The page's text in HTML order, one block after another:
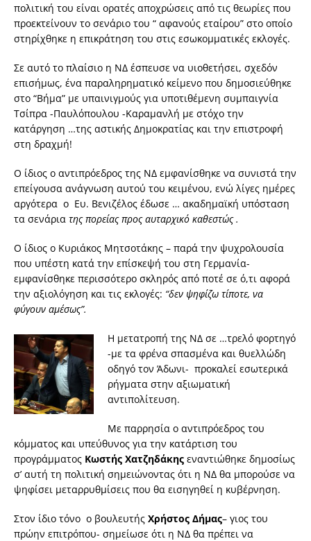
πολιτική του είναι ορατές αποχρώσεις από τις θεωρίες που
προεκτείνουν το σενάριο του “ αφανούς εταίρου” στο οποίο
στηρίχθηκε η επικράτηση του στις εσωκομματικές εκλογές.
Σε αυτό το πλαίσιο η ΝΔ έσπευσε να υιοθετήσει, σχεδόν
επισήμως, ένα παραληρηματικό κείμενο που δημοσιεύθηκε
στο “Βήμα” με υπαινιγμούς για υποτιθέμενη συμπαιγνία
Τσίπρα -Παυλόπουλου -Καραμανλή με στόχο την
κατάργηση …της αστικής Δημοκρατίας και την επιστροφή
στη δραχμή!
Ο ίδιος ο αντιπρόεδρος της ΝΔ εμφανίσθηκε να συνιστά την
επείγουσα ανάγνωση αυτού του κειμένου, ενώ λίγες ημέρες
αργότερα ο Ευ. Βενιζέλος έδωσε … ακαδημαϊκή υπόσταση
τα σενάρια της πορείας προς αυταρχικό καθεστώς .
Ο ίδιος ο Κυριάκος Μητσοτάκης – παρά την ψυχρολουσία
που υπέστη κατά την επίσκεψή του στη Γερμανία-
εμφανίσθηκε περισσότερο σκληρός από ποτέ σε ό,τι αφορά
την αξιολόγηση και τις εκλογές: “δεν ψηφίζω τίποτε, να
φύγουν αμέσως”.
Η μετατροπή της ΝΔ σε …τρελό φορτηγό
-με τα φρένα σπασμένα και θυελλώδη
οδηγό τον Άδωνι- προκαλεί εσωτερικά
ρήγματα στην αξιωματική
αντιπολίτευση.
Με παρρησία ο αντιπρόεδρος του
κόμματος και υπεύθυνος για την κατάρτιση του
προγράμματος Κωστής Χατζηδάκης εναντιώθηκε δημοσίως
σ’ αυτή τη πολιτική σημειώνοντας ότι η ΝΔ θα μπορούσε να
ψηφίσει μεταρρυθμίσεις που θα εισηγηθεί η κυβέρνηση.
Στον ίδιο τόνο ο βουλευτής Χρήστος Δήμας– γιος του
πρώην επιτρόπου- σημείωσε ότι η ΝΔ θα πρέπει να